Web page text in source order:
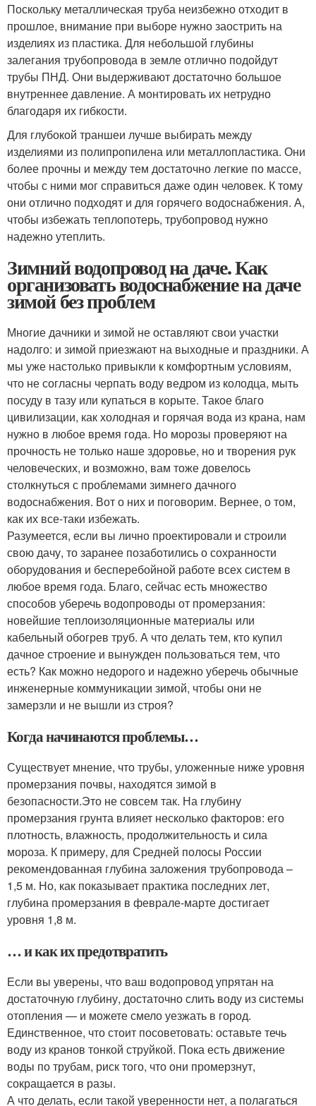
Поскольку металлическая труба неизбежно отходит в
прошлое, внимание при выборе нужно заострить на
изделиях из пластика. Для небольшой глубины
залегания трубопровода в земле отлично подойдут
трубы ПНД. Они выдерживают достаточно большое
внутреннее давление. А монтировать их нетрудно
благодаря их гибкости.
Для глубокой траншеи лучше выбирать между
изделиями из полипропилена или металлопластика. Они
более прочны и между тем достаточно легкие по массе,
чтобы с ними мог справиться даже один человек. К тому
они отлично подходят и для горячего водоснабжения. А,
чтобы избежать теплопотерь, трубопровод нужно
надежно утеплить.
Зимний водопровод на даче. Как
организовать водоснабжение на даче
зимой без проблем
Многие дачники и зимой не оставляют свои участки
надолго: и зимой приезжают на выходные и праздники. А
мы уже настолько привыкли к комфортным условиям,
что не согласны черпать воду ведром из колодца, мыть
посуду в тазу или купаться в корыте. Такое благо
цивилизации, как холодная и горячая вода из крана, нам
нужно в любое время года. Но морозы проверяют на
прочность не только наше здоровье, но и творения рук
человеческих, и возможно, вам тоже довелось
столкнуться с проблемами зимнего дачного
водоснабжения. Вот о них и поговорим. Вернее, о том,
как их все-таки избежать.
Разумеется, если вы лично проектировали и строили
свою дачу, то заранее позаботились о сохранности
оборудования и бесперебойной работе всех систем в
любое время года. Благо, сейчас есть множество
способов уберечь водопроводы от промерзания:
новейшие теплоизоляционные материалы или
кабельный обогрев труб. А что делать тем, кто купил
дачное строение и вынужден пользоваться тем, что
есть? Как можно недорого и надежно уберечь обычные
инженерные коммуникации зимой, чтобы они не
замерзли и не вышли из строя?
Когда начинаются проблемы…
Существует мнение, что трубы, уложенные ниже уровня
промерзания почвы, находятся зимой в
безопасности.Это не совсем так. На глубину
промерзания грунта влияет несколько факторов: его
плотность, влажность, продолжительность и сила
мороза. К примеру, для Средней полосы России
рекомендованная глубина заложения трубопровода –
1,5 м. Но, как показывает практика последних лет,
глубина промерзания в феврале-марте достигает
уровня 1,8 м.
… и как их предотвратить
Если вы уверены, что ваш водопровод упрятан на
достаточную глубину, достаточно слить воду из системы
отопления — и можете смело уезжать в город.
Единственное, что стоит посоветовать: оставьте течь
воду из кранов тонкой струйкой. Пока есть движение
воды по трубам, риск того, что они промерзнут,
сокращается в разы.
А что делать, если такой уверенности нет, а полагаться